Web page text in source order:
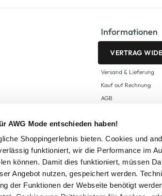
AWG Mode entschieden haben!
Shoppingerlebnis bieten. Cookies und
funktioniert, wir die Performance im
können. Damit dies funktioniert, müssen
Angebot nutzen, gespeichert werden.
der Funktionen der Webseite benötigt
Informationen
VERTRAG
Versand & Lieferung
Kauf auf Rechnung
AGB
Zahlungsarten
Datenschutz
AWG CARD